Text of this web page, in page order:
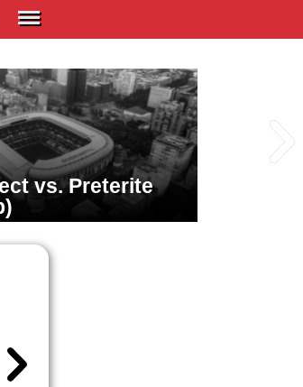
Spanish (Spain)
Spanish (Latino)
SUBSCRIBE
EDUCATIONAL LICENSES
GIFT CARDS
vs. Preterite